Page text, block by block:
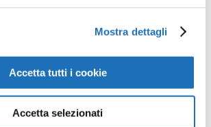
Mostra dettagli
Accetta tutti i cookie
Accetta selezionati
I campi obbligatori
*